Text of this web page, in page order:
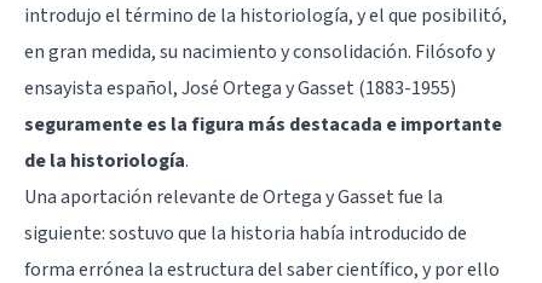
introdujo el término de la historiología, y el que posibilitó,
en gran medida, su nacimiento y consolidación. Filósofo y
ensayista español, José Ortega y Gasset (1883-1955)
seguramente es la figura más destacada e importante
de la historiología.
Una aportación relevante de Ortega y Gasset fue la
siguiente: sostuvo que la historia había introducido de
forma errónea la estructura del saber científico, y por ello